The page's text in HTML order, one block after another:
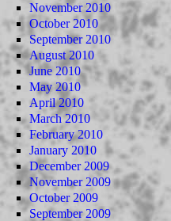
November 2010
October 2010
September 2010
August 2010
June 2010
May 2010
April 2010
March 2010
February 2010
January 2010
December 2009
November 2009
October 2009
September 2009